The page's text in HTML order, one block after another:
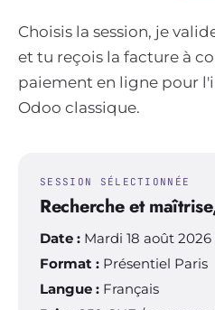
Choisis la session, je
et tu reçois la facture à
paiement en ligne pour
Odoo classique.
SESSION SÉLECTIONNÉE
Recherche et
Date : Mardi 18 août 2026
Format : Présentiel Paris
Langue : Français